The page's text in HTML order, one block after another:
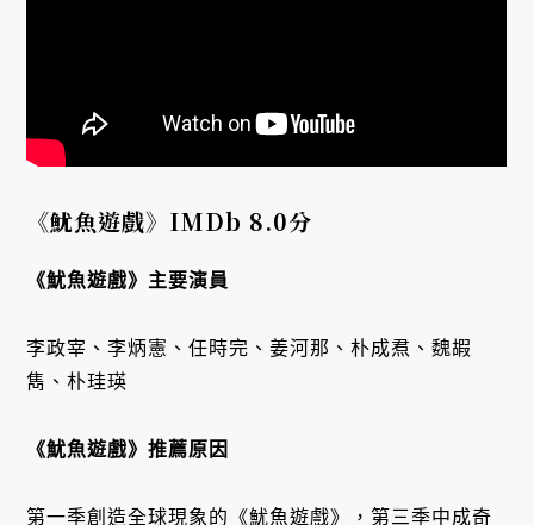
《魷魚遊戲》IMDb 8.0分
《魷魚遊戲》主要演員
李政宰、李炳憲、任時完、姜河那、朴成焄、魏嘏
雋、朴珪瑛
《魷魚遊戲》推薦原因
第一季創造全球現象的《魷魚遊戲》，第三季中成奇